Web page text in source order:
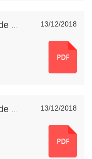
13/12/2018
13/12/2018